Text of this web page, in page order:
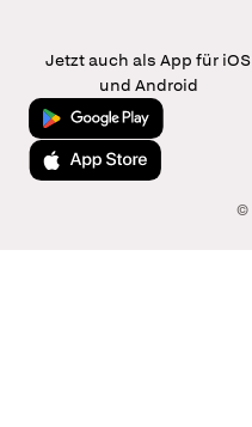
Jetzt auch als App für iOS
und Android
Jetzt bei Google Play
Laden im App Store
©